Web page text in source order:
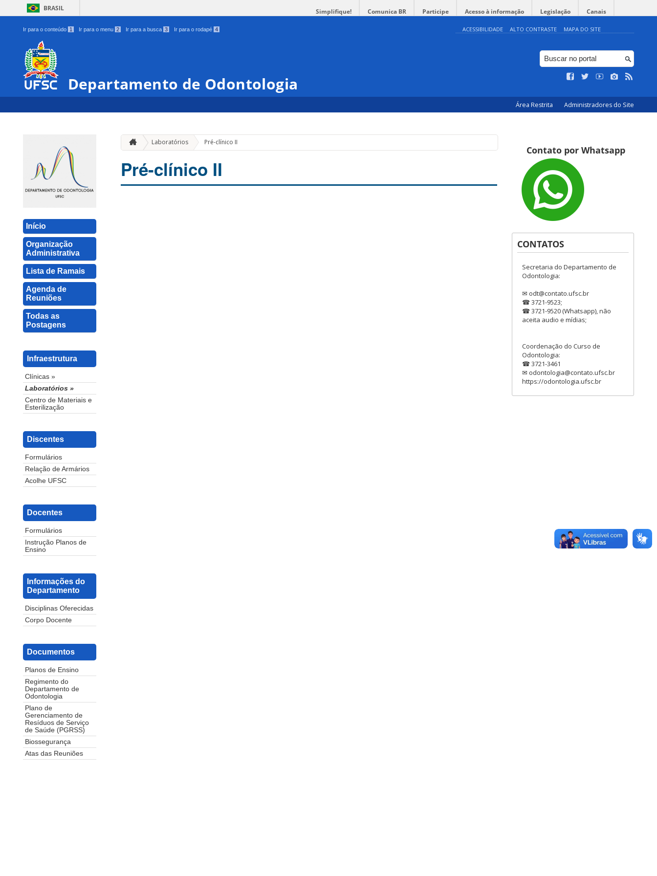
BRASIL Simplifique! Comunica BR Participe Acesso à informação Legislação Canais
Ir para o conteúdo 1 Ir para o menu 2 Ir para a busca 3 Ir para o rodapé 4 ACESSIBILIDADE ALTO CONTRASTE MAPA DO SITE
Departamento de Odontologia
Área Restrita Administradores do Site
Início
Organização
Administrativa
Lista de Ramais
Agenda de
Reuniões
Todas as
Postagens
Infraestrutura
Clínicas »
Laboratórios »
Centro de Materiais e
Esterilização
Discentes
Formulários
Relação de Armários
Acolhe UFSC
Docentes
Formulários
Instrução Planos de
Ensino
Informações do
Departamento
Disciplinas Oferecidas
Corpo Docente
Documentos
Planos de Ensino
Regimento do
Departamento de
Odontologia
Plano de
Gerenciamento de
Resíduos de Serviço
de Saúde (PGRSS)
Biossegurança
Atas das Reuniões
Laboratórios Pré-clínico II
Pré-clínico II
Contato por Whatsapp
CONTATOS
Secretaria do Departamento de
Odontologia:
✉ odt@contato.ufsc.br
☎ 3721-9523;
☎ 3721-9520 (Whatsapp), não
aceita audio e mídias;
Coordenação do Curso de
Odontologia:
☎ 3721-3461
✉ odontologia@contato.ufsc.br
https://odontologia.ufsc.br